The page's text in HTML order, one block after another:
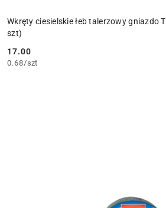
Wkręty ciesielskie łeb talerzowy gniazdo
szt)
Cena:
17.00
0.68/szt